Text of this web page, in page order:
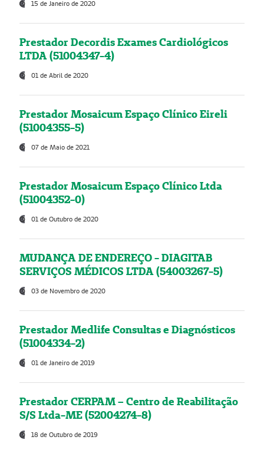
15 de Janeiro de 2020
Prestador Decordis Exames Cardiológicos
LTDA (51004347-4)
01 de Abril de 2020
Prestador Mosaicum Espaço Clínico Eireli
(51004355-5)
07 de Maio de 2021
Prestador Mosaicum Espaço Clínico Ltda
(51004352-0)
01 de Outubro de 2020
MUDANÇA DE ENDEREÇO - DIAGITAB
SERVIÇOS MÉDICOS LTDA (54003267-5)
03 de Novembro de 2020
Prestador Medlife Consultas e Diagnósticos
(51004334-2)
01 de Janeiro de 2019
Prestador CERPAM – Centro de Reabilitação
S/S Ltda-ME (52004274-8)
18 de Outubro de 2019